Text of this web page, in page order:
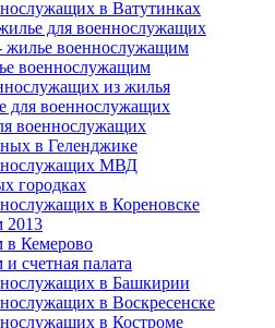
в Ватутинках
для военнослужащих
жилье военнослужащим
военнослужащим
из жилья
для военнослужащих
военнослужащих
в Геленджике
МВД
городках
в Кореновске
2013
Кемерово
счетная палата
в Башкирии
в Воскресенске
в Костроме